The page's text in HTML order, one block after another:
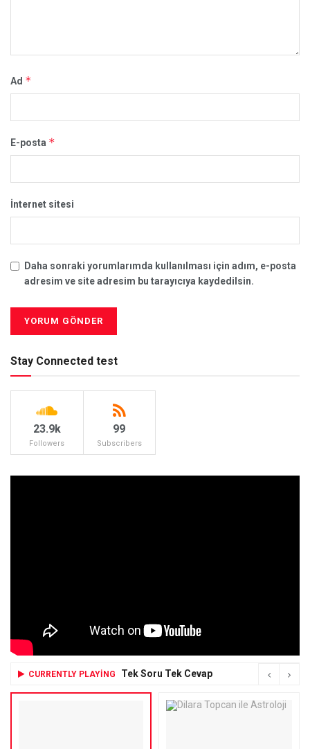
Ad *
E-posta *
İnternet sitesi
Daha sonraki yorumlarımda kullanılması için adım, e-posta
adresim ve site adresim bu tarayıcıya kaydedilsin.
Stay Connected test
23.9k
Followers
99
Subscribers
CURRENTLY PLAYING Tek Soru Tek Cevap